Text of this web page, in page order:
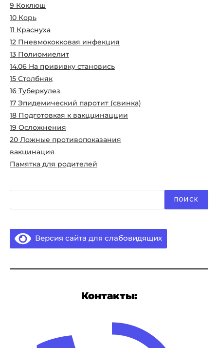
9 Коклюш
10 Корь
11 Краснуха
12 Пневмококковая инфекция
13 Полиомиелит
14.06 На прививку становись
15 Столбняк
16 Туберкулез
17 Эпидемический паротит (свинка)
18 Подготовкая к вакццинацции
19 Осложнения
20 Ложные противопоказания
вакцинация
Памятка для родителей
ПОИСК
Версия сайта для слабовидящих
Контакты: